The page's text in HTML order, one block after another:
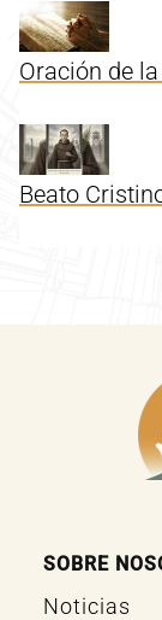
Oración de
Beato
SOBRE
Noticias